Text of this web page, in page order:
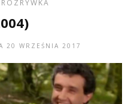
ROZRYWKA
20 WRZEŚNIA 2017